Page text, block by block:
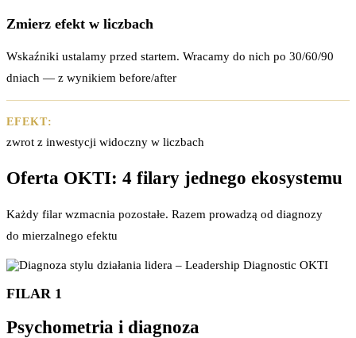
Zmierz efekt w liczbach
Wskaźniki ustalamy przed startem. Wracamy do nich po 30/60/90
dniach — z wynikiem before/after
EFEKT:
zwrot z inwestycji widoczny w liczbach
Oferta OKTI: 4 filary jednego ekosystemu
Każdy filar wzmacnia pozostałe. Razem prowadzą od diagnozy
do mierzalnego efektu
FILAR 1
Psychometria i diagnoza